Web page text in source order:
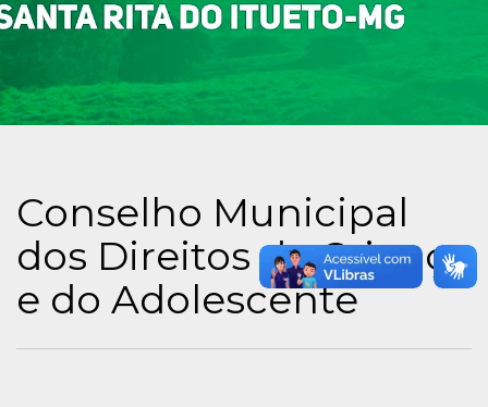
Conselho Municipal
dos Direitos da Criança
e do Adolescente